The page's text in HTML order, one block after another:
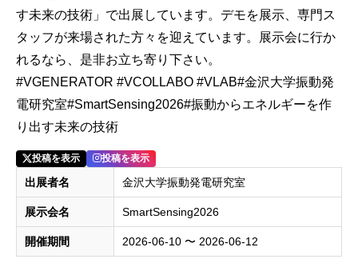
す未来の技術」で出展しています。デモを展示、専門ス
タッフが来場された方々を迎えています。展示会に行か
れるなら、是非お立ち寄り下さい。
#VGENERATOR #VCOLLABO #VLAB#金沢大学振動発
電研究室#SmartSensing2026#振動からエネルギーを作
り出す未来の技術
投稿を表示 投稿を表示
出展者名 金沢大学振動発電研究室
展示会名 SmartSensing2026
開催期間 2026-06-10 〜 2026-06-12